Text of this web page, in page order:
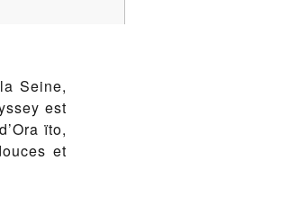
Seine,
est
ïto,
et